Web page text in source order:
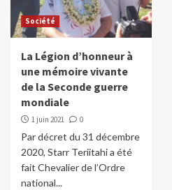
Société
La Légion d’honneur à
une mémoire vivante
de la Seconde guerre
mondiale
1 juin 2021 0
Par décret du 31 décembre
2020, Starr Teriitahi a été
fait Chevalier de l’Ordre
national...